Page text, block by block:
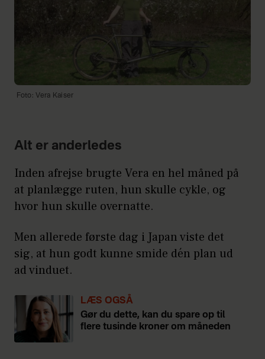
Foto: Vera Kaiser
Alt er anderledes
Inden afrejse brugte Vera en hel måned på
at planlægge ruten, hun skulle cykle, og
hvor hun skulle overnatte.
Men allerede første dag i Japan viste det
sig, at hun godt kunne smide dén plan ud
ad vinduet.
LÆS OGSÅ
Gør du dette, kan du spare op til
flere tusinde kroner om måneden